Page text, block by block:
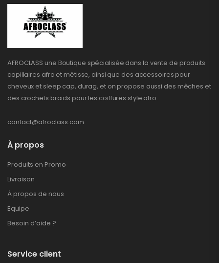
AFROCLASS une Boutique spécialisée dans la vente de produits
capillaires afro et métisse, ainsi que des accessoires pour
cheveux et sleep cap, durag, et on propose aussi des mèches et
des crochets braids pour les coiffures style afro.
contact@afroclass.com
À propos
Produits en Promo
Livraison
À propos de nous
Equipe
Besoin d’aide ?
Service client